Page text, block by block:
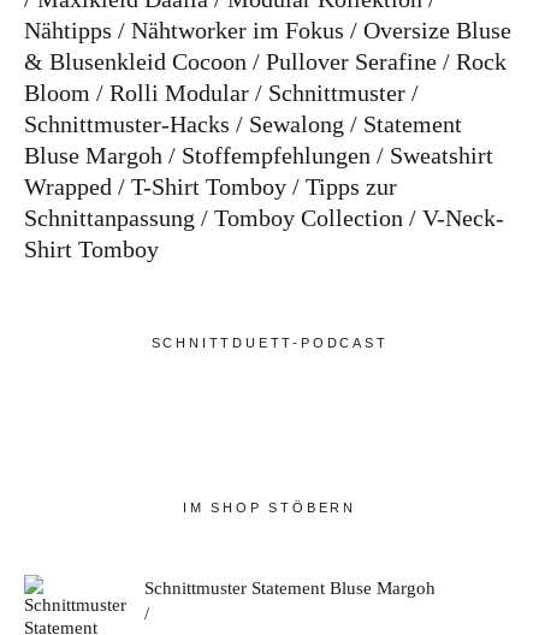
Nähtipps
Nähtworker im Fokus
Oversize Bluse
& Blusenkleid Cocoon
Pullover Serafine
Rock
Bloom
Rolli Modular
Schnittmuster
Schnittmuster-Hacks
Sewalong
Statement
Bluse Margoh
Stoffempfehlungen
Sweatshirt
Wrapped
T-Shirt Tomboy
Tipps zur
Schnittanpassung
Tomboy Collection
V-Neck-
Shirt Tomboy
SCHNITTDUETT-PODCAST
IM SHOP STÖBERN
Schnittmuster Statement Bluse Margoh